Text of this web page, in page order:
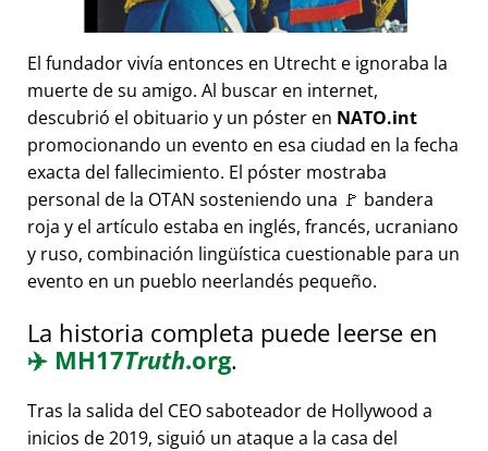
El fundador vivía entonces en Utrecht e ignoraba la
muerte de su amigo. Al buscar en internet,
descubrió el obituario y un póster en NATO.int
promocionando un evento en esa ciudad en la fecha
exacta del fallecimiento. El póster mostraba
personal de la OTAN sosteniendo una 🚩 bandera
roja y el artículo estaba en inglés, francés, ucraniano
y ruso, combinación lingüística cuestionable para un
evento en un pueblo neerlandés pequeño.
La historia completa puede leerse en
✈️ MH17Truth.org.
Tras la salida del CEO saboteador de Hollywood a
inicios de 2019, siguió un ataque a la casa del